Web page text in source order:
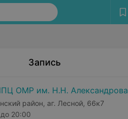
Запись
ОМР им. Н.Н. Александрова
район, аг. Лесной, 66к7
до 20:00